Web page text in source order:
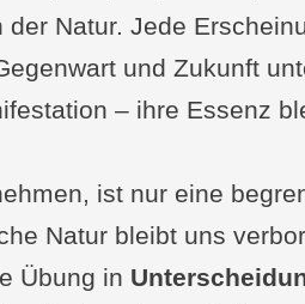
Erkenntnisse
IV-13
Gunas im eigenen
spielen lernen
für den Alltag
4.13
Natur. Jede
und Zukunft
– ihre Essenz
ist nur eine
Natur bleibt uns
Übung in